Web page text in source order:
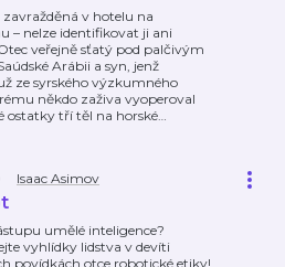
zavražděná v hotelu na
– nelze identifikovat ji ani
veřejně sťatý pod palčivým
Arábii a syn, jenž
ze syrského výzkumného
někdo zaživa vyoperoval
ostatky tří těl na horské…
Isaac Asimov
umělé inteligence?
vyhlídky lidstva v devíti
povídkách otce robotické etiky!